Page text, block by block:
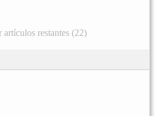
artículos restantes (22)